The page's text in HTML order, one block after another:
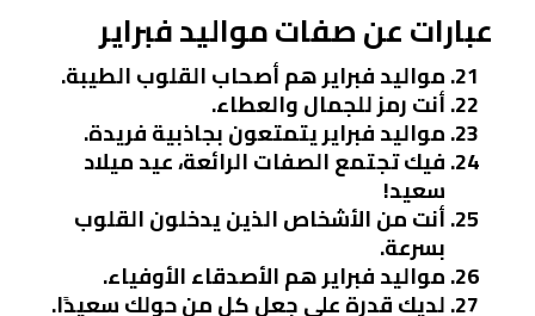
عبارات عن صفات مواليد فبراير
مواليد فبراير هم أصحاب القلوب الطيبة.
أنت رمز للجمال والعطاء.
مواليد فبراير يتمتعون بجاذبية فريدة.
فيك تجتمع الصفات الرائعة، عيد ميلاد
سعيد!
أنت من الأشخاص الذين يدخلون القلوب
بسرعة.
مواليد فبراير هم الأصدقاء الأوفياء.
لديك قدرة على جعل كل من حولك سعيدًا.